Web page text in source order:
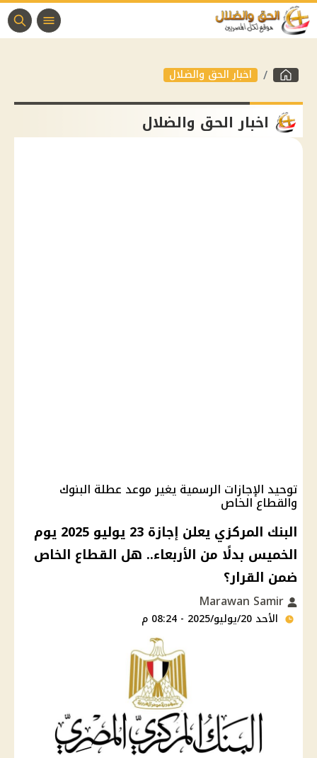
اخبار الحق والضلال
اخبار الحق والضلال
توحيد الإجازات الرسمية يغير موعد عطلة البنوك
والقطاع الخاص
البنك المركزي يعلن إجازة 23 يوليو 2025 يوم
الخميس بدلًا من الأربعاء.. هل القطاع الخاص
ضمن القرار؟
الأحد 20/يوليو/2025 - 08:24 م